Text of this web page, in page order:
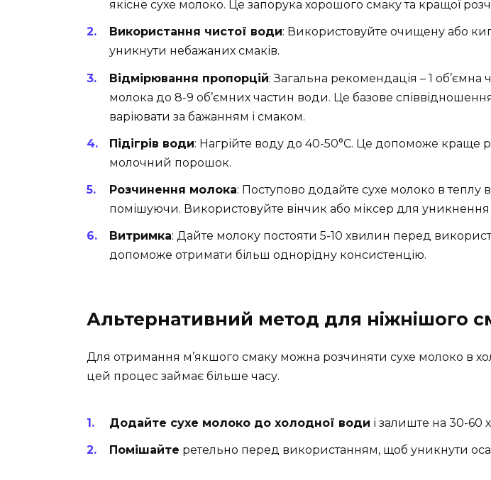
якісне сухе молоко. Це запорука хорошого смаку та кращої
Використання чистої води: Використовуйте очищену або
уникнути небажаних смаків.
Відмірювання пропорцій: Загальна рекомендація – 1 об’ємна
молока до 8-9 об’ємних частин води. Це базове
варіювати за бажанням і смаком.
Підігрів води: Нагрійте воду до 40-50°C. Це допоможе краще
молочний порошок.
Розчинення молока: Поступово додайте сухе молоко в теплу
помішуючи. Використовуйте вінчик або міксер для уникнення
Витримка: Дайте молоку постояти 5-10 хвилин перед
допоможе отримати більш однорідну консистенцію.
Альтернативний метод для ніжнішого
Для отримання м’якшого смаку можна розчиняти сухе молоко в
цей процес займає більше часу.
Додайте сухе молоко до холодної води і залиште на 30-60
Помішайте ретельно перед використанням, щоб уникнути